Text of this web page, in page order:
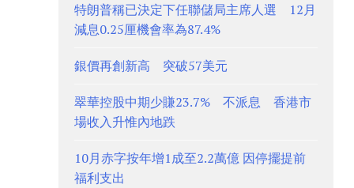
特朗普稱已決定下任聯儲局主席人選 12月
減息0.25厘機會率為87.4%
銀價再創新高 突破57美元
翠華控股中期少賺23.7% 不派息 香港市
場收入升惟內地跌
10月赤字按年增1成至2.2萬億 因停擺提前
福利支出